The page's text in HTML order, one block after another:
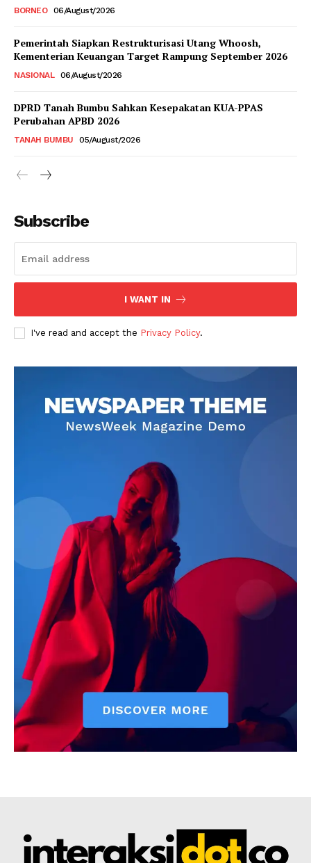
BORNEO 06/August/2026
Pemerintah Siapkan Restrukturisasi Utang Whoosh,
Kementerian Keuangan Target Rampung September 2026
NASIONAL 06/August/2026
DPRD Tanah Bumbu Sahkan Kesepakatan KUA-PPAS
Perubahan APBD 2026
TANAH BUMBU 05/August/2026
Subscribe
I WANT IN
I've read and accept the Privacy Policy.